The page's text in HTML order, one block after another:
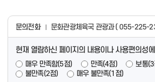
문의전화 문화관광체육국 관광과 ( 055-225-
현재 열람하신 페이지의 내용이나 사용편의성
매우 만족함(5점) 만족(4점)
보통
불만족(2점)
매우 불만족(1점)